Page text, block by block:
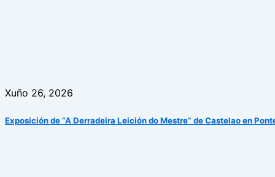
Xuño 26, 2026
Exposición de “A Derradeira Leición do Mestre” de Castelao en